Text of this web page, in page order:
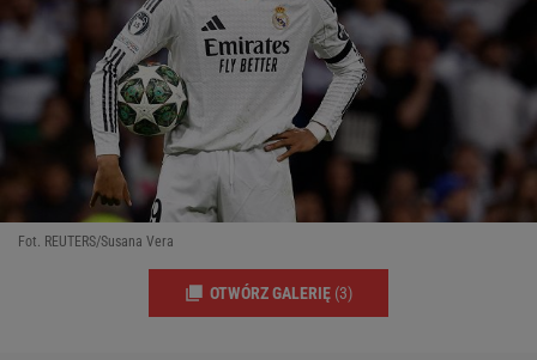
Fot. REUTERS/Susana Vera
OTWÓRZ GALERIĘ (3)